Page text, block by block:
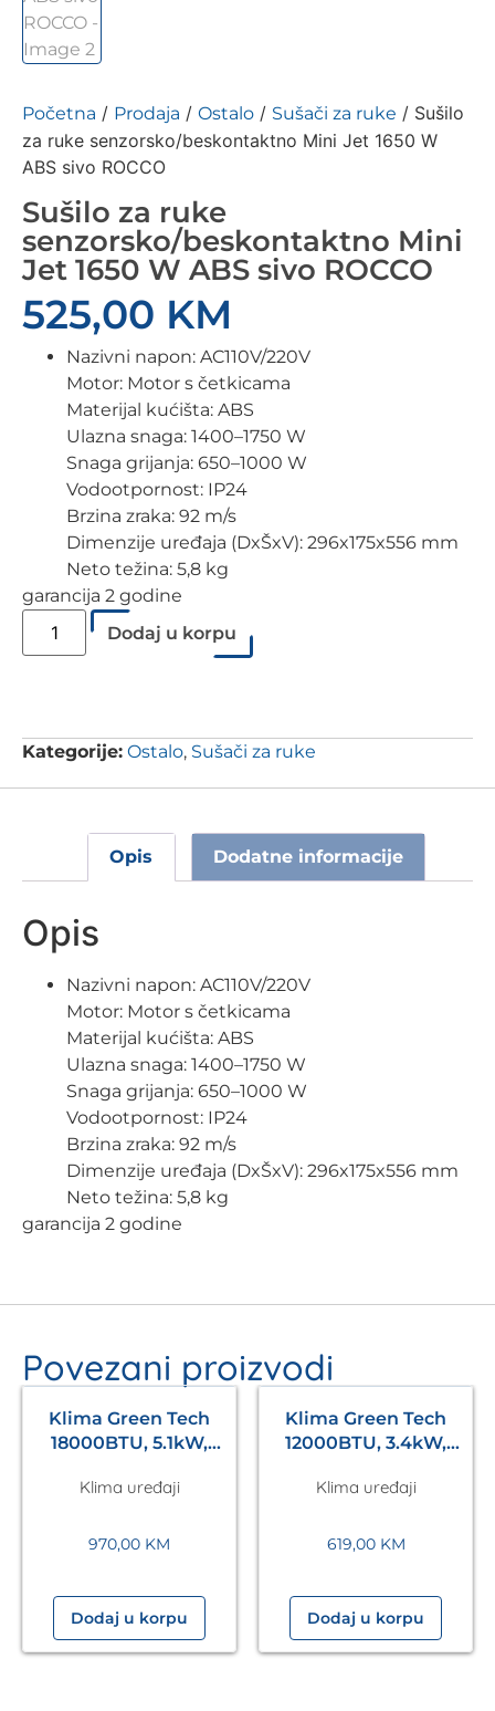
Početna / Prodaja / Ostalo / Sušači za ruke / Sušilo
za ruke senzorsko/beskontaktno Mini Jet 1650 W
ABS sivo ROCCO
Sušilo za ruke
senzorsko/beskontaktno Mini
Jet 1650 W ABS sivo ROCCO
525,00 KM
Nazivni napon: AC110V/220V
Motor: Motor s četkicama
Materijal kućišta: ABS
Ulazna snaga: 1400–1750 W
Snaga grijanja: 650–1000 W
Vodootpornost: IP24
Brzina zraka: 92 m/s
Dimenzije uređaja (DxŠxV): 296x175x556 mm
Neto težina: 5,8 kg
garancija 2 godine
Dodaj u korpu
Kategorije: Ostalo, Sušači za ruke
Opis Dodatne informacije
Opis
Nazivni napon: AC110V/220V
Motor: Motor s četkicama
Materijal kućišta: ABS
Ulazna snaga: 1400–1750 W
Snaga grijanja: 650–1000 W
Vodootpornost: IP24
Brzina zraka: 92 m/s
Dimenzije uređaja (DxŠxV): 296x175x556 mm
Neto težina: 5,8 kg
garancija 2 godine
Povezani proizvodi
Klima Green Tech
18000BTU, 5.1kW,
53°C, WiFi, bijela
Klima uređaji
970,00 KM
Dodaj u korpu
Klima Green Tech
12000BTU, 3.4kW,
53°C, s grijačem,
Klima uređaji
619,00 KM
Dodaj u korpu